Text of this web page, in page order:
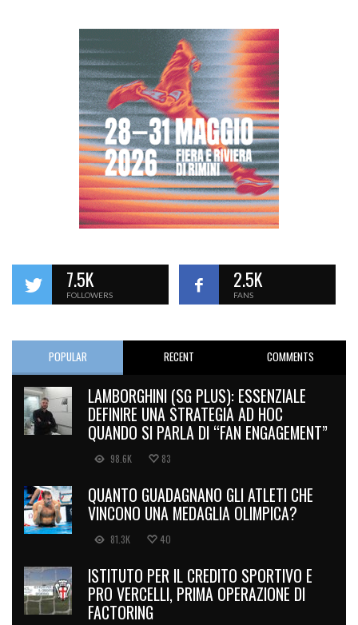
7.5K
FOLLOWERS
2.5K
FANS
POPULAR RECENT COMMENTS
LAMBORGHINI (SG PLUS): ESSENZIALE
DEFINIRE UNA STRATEGIA AD HOC
QUANDO SI PARLA DI “FAN ENGAGEMENT”
98.6K 83
QUANTO GUADAGNANO GLI ATLETI CHE
VINCONO UNA MEDAGLIA OLIMPICA?
81.3K 40
ISTITUTO PER IL CREDITO SPORTIVO E
PRO VERCELLI, PRIMA OPERAZIONE DI
FACTORING